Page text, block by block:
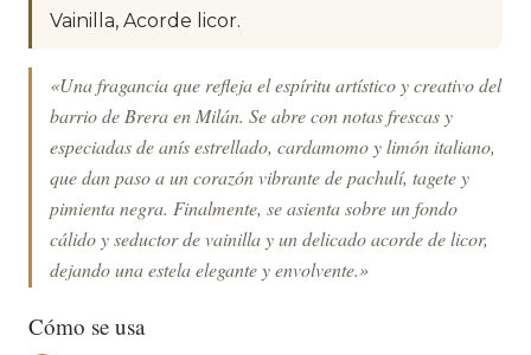
Vainilla, Acorde licor.
«Una fragancia que refleja el espíritu artístico y creativo del
barrio de Brera en Milán. Se abre con notas frescas y
especiadas de anís estrellado, cardamomo y limón italiano,
que dan paso a un corazón vibrante de pachulí, tagete y
pimienta negra. Finalmente, se asienta sobre un fondo
cálido y seductor de vainilla y un delicado acorde de licor,
dejando una estela elegante y envolvente.»
Cómo se usa